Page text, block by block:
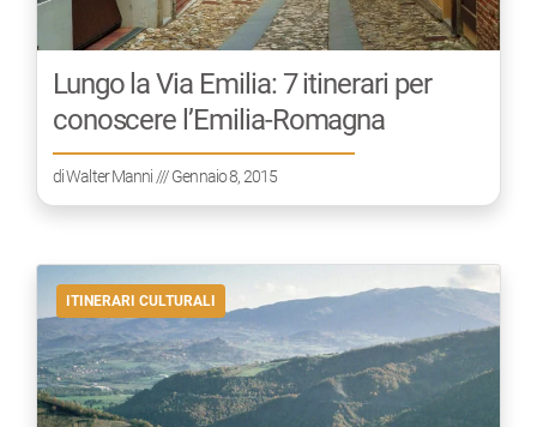
Lungo la Via Emilia: 7 itinerari per
conoscere l’Emilia-Romagna
diWalter Manni /// Gennaio 8, 2015
ITINERARI CULTURALI